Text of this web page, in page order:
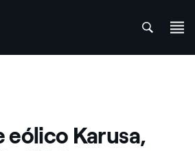
eólico Karusa,